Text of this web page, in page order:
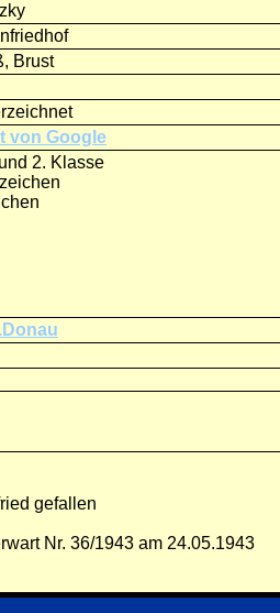
Brust
von Google
2. Klasse
gefallen
Nr. 36/1943 am 24.05.1943